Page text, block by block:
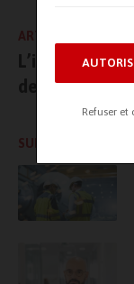
Refuser et
ARTICLE SUIVANT
L’industrie
de
SUR LE MÊME SUJET